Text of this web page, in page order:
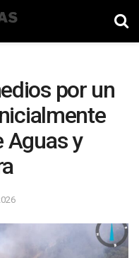
por un
Aguas y